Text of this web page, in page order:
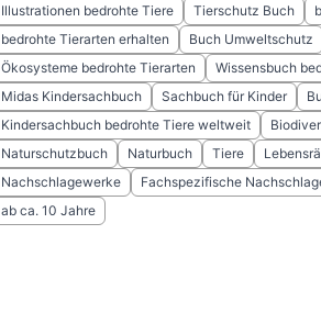
Illustrationen bedrohte Tiere
Tierschutz Buch
bedrohte Tierarten erhalten
Buch Umweltschutz
Ökosysteme bedrohte Tierarten
Wissensbuch
Midas Kindersachbuch
Sachbuch für Kinder
Kindersachbuch bedrohte Tiere weltweit
Naturschutzbuch
Naturbuch Tiere
Nachschlagewerke
Fachspezifische
ab ca. 10 Jahre